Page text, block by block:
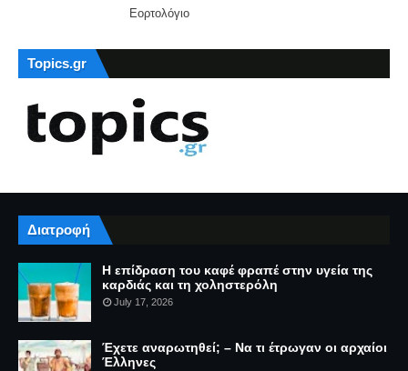
Εορτολόγιο
Topics.gr
Διατροφή
Η επίδραση του καφέ φραπέ στην υγεία της
καρδιάς και τη χοληστερόλη
July 17, 2026
Έχετε αναρωτηθεί; – Να τι έτρωγαν οι αρχαίοι
Έλληνες